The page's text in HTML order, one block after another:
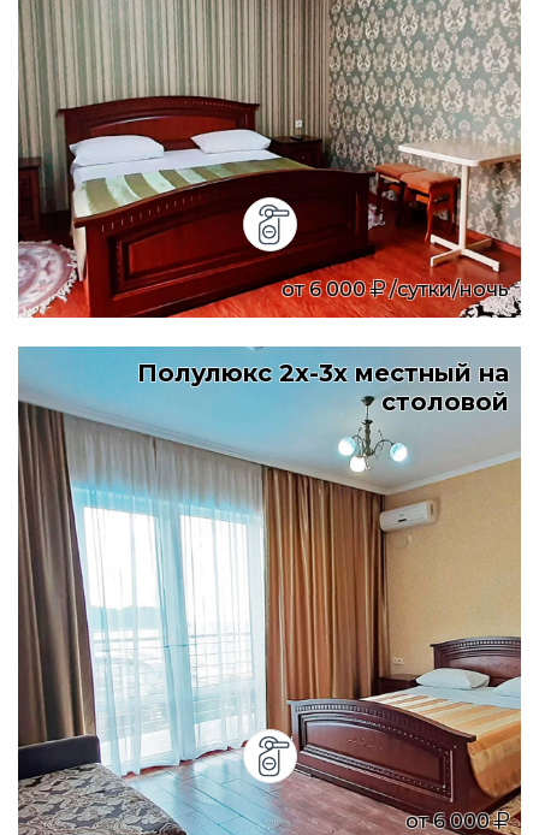
от 6 000 /сутки/ночь
Полулюкс 2х-3х местный на
столовой
от 6 000